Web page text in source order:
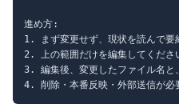
進め方:
1. まず変更せず、現状を読んで要
2. 上の範囲だけを編集してくださ
3. 編集後、変更したファイル名と